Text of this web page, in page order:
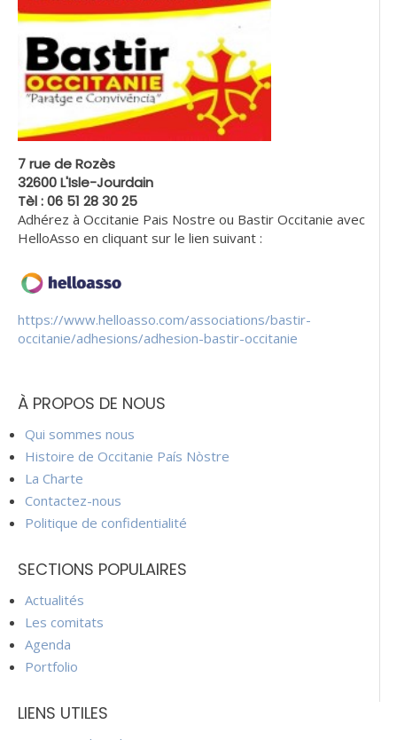
7 rue de Rozès
32600 L'Isle-Jourdain
Tèl : 06 51 28 30 25
Adhérez à Occitanie Pais Nostre ou Bastir Occitanie avec
HelloAsso en cliquant sur le lien suivant :
https://www.helloasso.com/associations/bastir-
occitanie/adhesions/adhesion-bastir-occitanie
À PROPOS DE NOUS
Qui sommes nous
Histoire de Occitanie País Nòstre
La Charte
Contactez-nous
Politique de confidentialité
SECTIONS POPULAIRES
Actualités
Les comitats
Agenda
Portfolio
LIENS UTILES